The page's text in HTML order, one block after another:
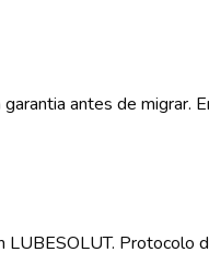
antes de migrar.
Protocolo